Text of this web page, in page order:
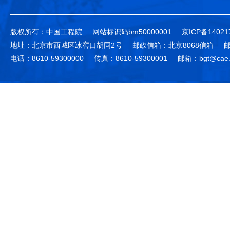
版权所有：中国工程院 网站标识码bm50000001
京ICP备
地址：北京市西城区冰窖口胡同2号
邮政信箱：北京8068信箱
电话：8610-59300000
传真：8610-59300001 邮箱：